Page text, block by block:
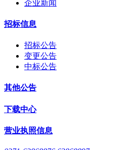
企业新闻
招标信息
招标公告
变更公告
中标公告
其他公告
下载中心
营业执照信息